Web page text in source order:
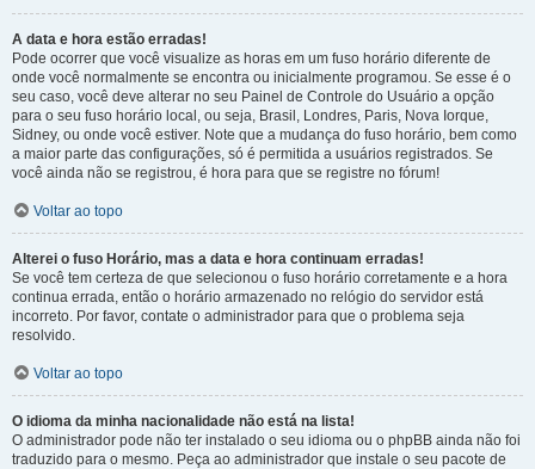
A data e hora estão erradas!
Pode ocorrer que você visualize as horas em um fuso horário diferente de
onde você normalmente se encontra ou inicialmente programou. Se esse é o
seu caso, você deve alterar no seu Painel de Controle do Usuário a opção
para o seu fuso horário local, ou seja, Brasil, Londres, Paris, Nova Iorque,
Sidney, ou onde você estiver. Note que a mudança do fuso horário, bem como
a maior parte das configurações, só é permitida a usuários registrados. Se
você ainda não se registrou, é hora para que se registre no fórum!
Voltar ao topo
Alterei o fuso Horário, mas a data e hora continuam erradas!
Se você tem certeza de que selecionou o fuso horário corretamente e a hora
continua errada, então o horário armazenado no relógio do servidor está
incorreto. Por favor, contate o administrador para que o problema seja
resolvido.
Voltar ao topo
O idioma da minha nacionalidade não está na lista!
O administrador pode não ter instalado o seu idioma ou o phpBB ainda não foi
traduzido para o mesmo. Peça ao administrador que instale o seu pacote de